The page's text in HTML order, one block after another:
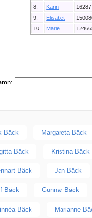
8.
Karin
9.
Elisabet
10.
Marie
Bäck Margareta Bäck
Bäck Kristina Bäck
Bäck Jan Bäck
Bäck Gunnar Bäck
Bäck Marianne